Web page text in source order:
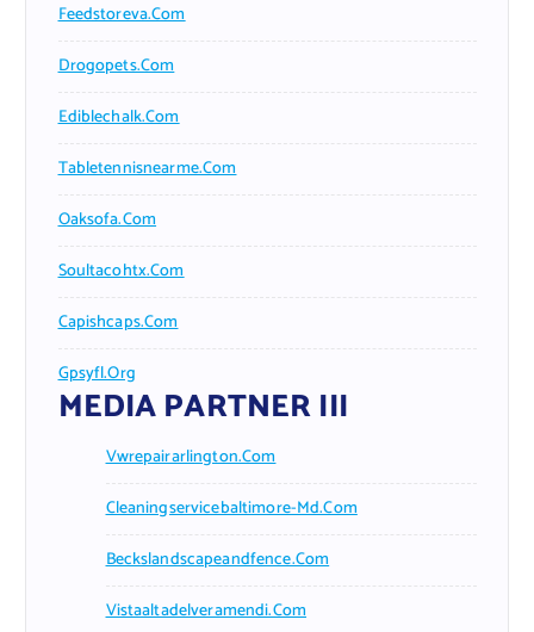
Feedstoreva.com
Drogopets.com
Ediblechalk.com
Tabletennisnearme.com
Oaksofa.com
Soultacohtx.com
Capishcaps.com
Gpsyfl.org
MEDIA PARTNER III
Vwrepairarlington.com
Cleaningservicebaltimore-Md.com
Beckslandscapeandfence.com
Vistaaltadelveramendi.com